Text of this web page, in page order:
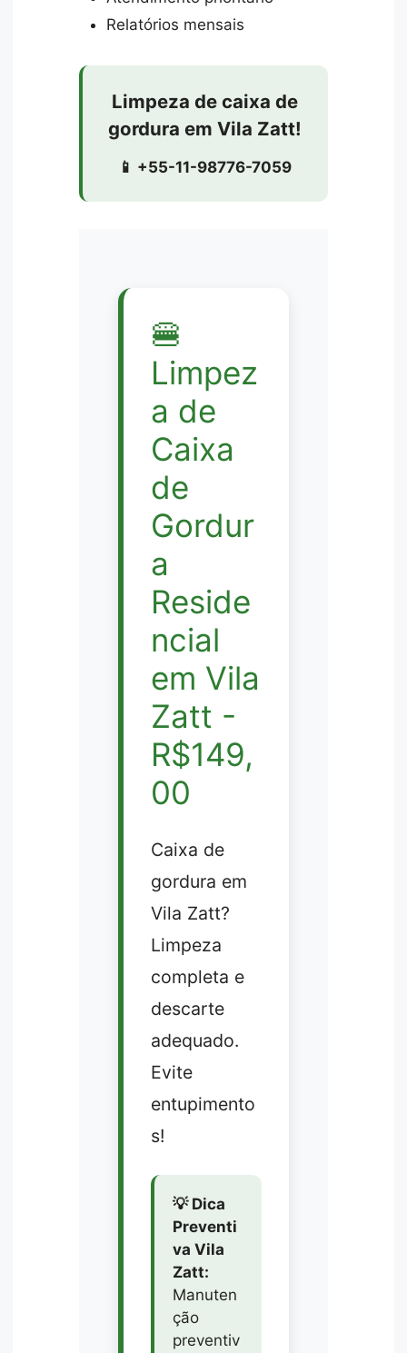
Relatórios mensais
Limpeza de caixa de
gordura em Vila Zatt!
📱 +55-11-98776-7059
🍔
Limpez
a de
Caixa
de
Gordur
a
Reside
ncial
em Vila
Zatt -
R$149,
00
Caixa de
gordura em
Vila Zatt?
Limpeza
completa e
descarte
adequado.
Evite
entupimento
s!
💡 Dica
Preventi
va Vila
Zatt:
Manuten
ção
preventiv